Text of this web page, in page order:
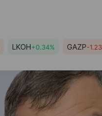
LKOH+0.34% GAZP-